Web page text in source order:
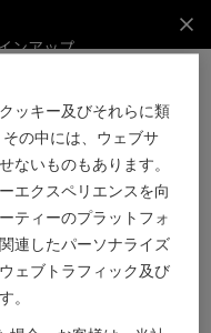
ンアップ
ッキー及びそれらに類
の中には、ウェブサ
ないものもあります。
エクスペリエンスを向
ティーのプラットフォ
連したパーソナライズ
ェブトラフィック及び
。